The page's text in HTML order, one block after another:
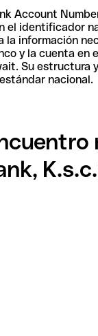
Account
el identificador
la información
y la cuenta en
Su estructura
nacional.